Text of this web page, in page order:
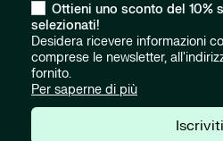
Ottieni uno sconto del 10%
selezionati!
Desidera ricevere informazioni
comprese le newsletter,
fornito.
Per saperne di più
Iscriviti